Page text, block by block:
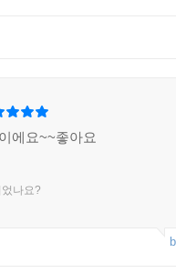
에요~~좋아요
나요?